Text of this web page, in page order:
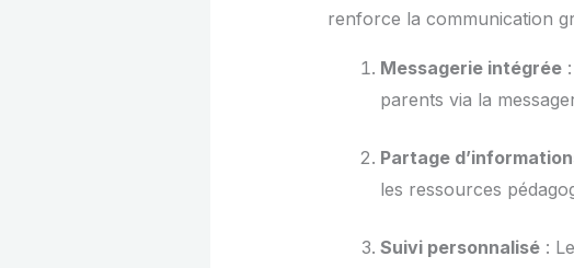
renforce la communication
Messagerie intégrée:
parents via la
Partage
les ressources
Suivi personnalisé: